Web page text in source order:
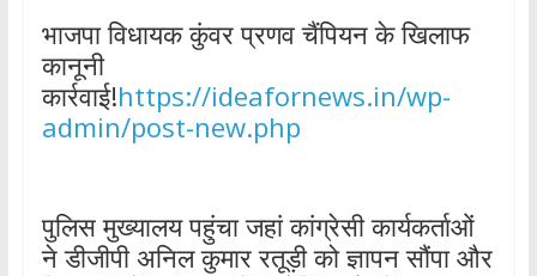
भाजपा विधायक कुंवर प्रणव चैंपियन के खिलाफ
कानूनी
कार्रवाई!https://ideafornews.in/wp-
admin/post-new.php
पुलिस मुख्यालय पहुंचा जहां कांग्रेसी कार्यकर्ताओं
ने डीजीपी अनिल कुमार रतूड़ी को ज्ञापन सौंपा और